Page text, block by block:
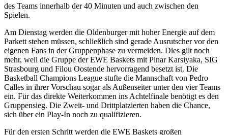
des Teams innerhalb der 40 Minuten und auch zwischen den
Spielen.
Am Dienstag werden die Oldenburger mit hoher Energie auf dem
Parkett stehen müssen, schließlich sind gerade Ausrutscher vor den
eigenen Fans in der Gruppenphase zu vermeiden. Dies gilt noch
mehr, weil die Gruppe der EWE Baskets mit Pinar Karsiyaka, SIG
Strasbourg und Filou Oostende hervorragend besetzt ist. Die
Basketball Champions League stufte die Mannschaft von Pedro
Calles in ihrer Vorschau sogar als Außenseiter unter den vier Teams
ein. Für das direkte Weiterkommen ins Achtelfinale benötigt es den
Gruppensieg. Die Zweit- und Drittplatzierten haben die Chance,
sich über ein Play-In noch zu qualifizieren.
Für den ersten Schritt werden die EWE Baskets großen